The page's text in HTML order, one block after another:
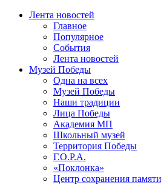
Лента новостей
Главное
Популярное
События
Лента новостей
Музей Победы
Одна на всех
Музей Победы
Наши традиции
Лица Победы
Академия МП
Школьный музей
Территория Победы
Г.О.Р.А.
«Поклонка»
Центр сохранения памяти